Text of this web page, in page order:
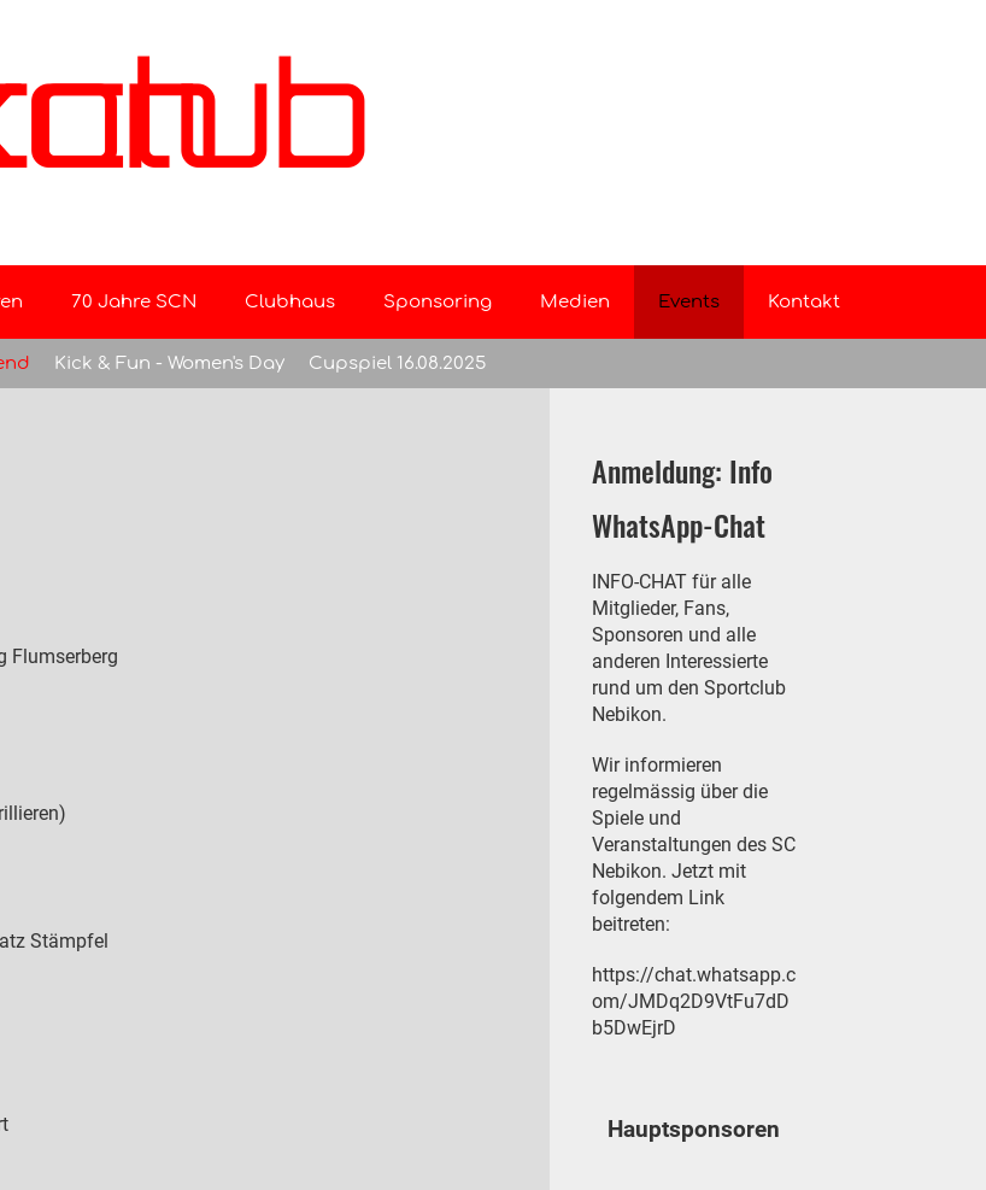
70 Jahre SCN Clubhaus Sponsoring Medien Events Kontakt
Kick & Fun - Women's Day Cupspiel 16.08.2025
Flumserberg
Stämpfel
Anmeldung: Info
WhatsApp-Chat
INFO-CHAT für alle
Mitglieder, Fans,
Sponsoren und alle
anderen Interessierte
rund um den Sportclub
Nebikon.
Wir informieren
regelmässig über die
Spiele und
Veranstaltungen des SC
Nebikon. Jetzt mit
folgendem Link
beitreten:
https://chat.whatsapp.c
om/JMDq2D9VtFu7dD
b5DwEjrD
Hauptsponsoren